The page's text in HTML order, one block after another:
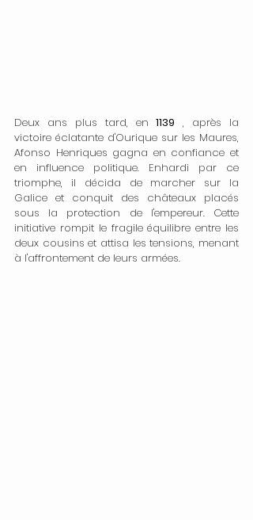
Deux ans plus tard, en 1139 , après la
victoire éclatante d'Ourique sur les Maures,
Afonso Henriques gagna en confiance et
en influence politique. Enhardi par ce
triomphe, il décida de marcher sur la
Galice et conquit des châteaux placés
sous la protection de l'empereur. Cette
initiative rompit le fragile équilibre entre les
deux cousins et attisa les tensions, menant
à l'affrontement de leurs armées.